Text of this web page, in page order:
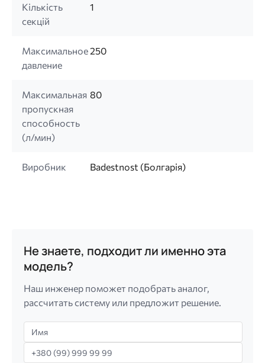
Кількість
секцій
1
Максимальное
давление
250
Максимальная
пропускная
способность
(л/мин)
80
Виробник Badestnost (Болгарія)
Не знаете, подходит ли именно эта
модель?
Наш инженер поможет подобрать аналог,
рассчитать систему или предложит решение.
Имя
Телефон